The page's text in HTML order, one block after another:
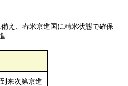
え、舂米京進国に精米状態で確保
来次第京進